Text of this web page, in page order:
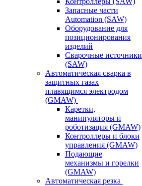
Запасные части
Automation (SAW)
Оборудование для
позиционирования
изделий
Сварочные источники
(SAW)
Автоматическая сварка в
защитных газах
плавящимся электродом
(GMAW)
Каретки,
манипуляторы и
роботизация (GMAW)
Контроллеры и блоки
управления (GMAW)
Подающие
механизмы и горелки
(GMAW)
Автоматическая резка